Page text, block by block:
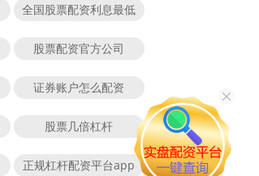
全国股票配资利息最低
股票配资官方公司
证券账户怎么配资
股票几倍杠杆
正规杠杆配资平台app